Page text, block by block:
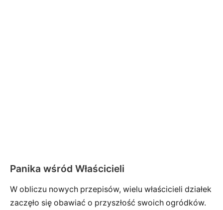
Panika wśród Właścicieli
W obliczu nowych przepisów, wielu właścicieli działek
zaczęło się obawiać o przyszłość swoich ogródków.